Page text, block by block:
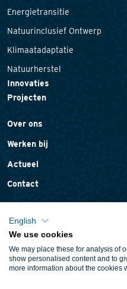
Energietransitie
Natuurinclusief Ontwerp
Klimaatadaptatie
Natuurherstel
Innovaties
Projecten
Over ons
Werken bij
Actueel
Contact
Cookieverklaring
Algemene voorwaarden
English
We use cookies
We may place these for analysis of
show personalised content and to
more information about the cookies